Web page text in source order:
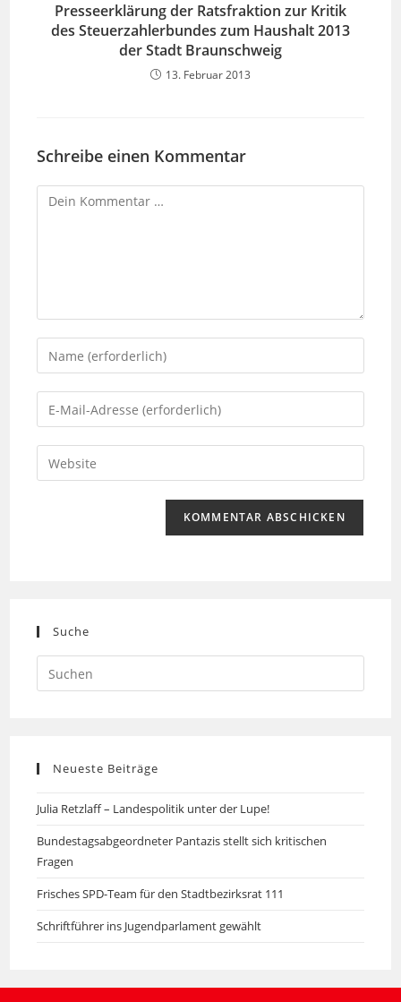
Presseerklärung der Ratsfraktion zur Kritik
des Steuerzahlerbundes zum Haushalt 2013
der Stadt Braunschweig
13. Februar 2013
Schreibe einen Kommentar
Suche
Neueste Beiträge
Julia Retzlaff – Landespolitik unter der Lupe!
Bundestagsabgeordneter Pantazis stellt sich kritischen
Fragen
Frisches SPD-Team für den Stadtbezirksrat 111
Schriftführer ins Jugendparlament gewählt